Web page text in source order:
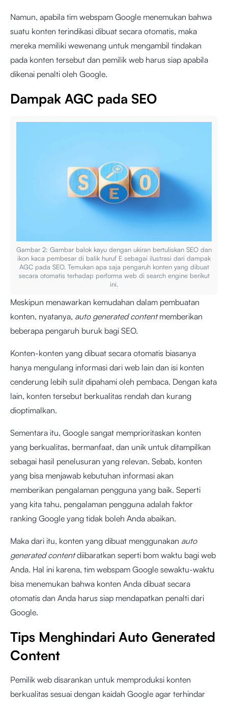
Namun, apabila tim webspam Google menemukan bahwa
suatu konten terindikasi dibuat secara otomatis, maka
mereka memiliki wewenang untuk mengambil tindakan
pada konten tersebut dan pemilik web harus siap apabila
dikenai penalti oleh Google.
Dampak AGC pada SEO
Gambar 2: Gambar balok kayu dengan ukiran bertuliskan SEO dan
ikon kaca pembesar di balik huruf E sebagai ilustrasi dari dampak
AGC pada SEO. Temukan apa saja pengaruh konten yang dibuat
secara otomatis terhadap performa web di search engine berikut
ini.
Meskipun menawarkan kemudahan dalam pembuatan
konten, nyatanya, auto generated contentmemberikan
beberapa pengaruh buruk bagi SEO.
Konten-konten yang dibuat secara otomatis biasanya
hanya mengulang informasi dari web lain dan isi konten
cenderung lebih sulit dipahami oleh pembaca. Dengan kata
lain, konten tersebut berkualitas rendah dan kurang
dioptimalkan.
Sementara itu, Google sangat memprioritaskan konten
yang berkualitas, bermanfaat, dan unik untuk ditampilkan
sebagai hasil penelusuran yang relevan. Sebab, konten
yang bisa menjawab kebutuhan informasi akan
memberikan pengalaman pengguna yang baik. Seperti
yang kita tahu, pengalaman pengguna adalah faktor
ranking Google yang tidak boleh Anda abaikan.
Maka dari itu, konten yang dibuat menggunakan auto
generated contentdiibaratkan seperti bom waktu bagi web
Anda. Hal ini karena, tim webspam Google sewaktu-waktu
bisa menemukan bahwa konten Anda dibuat secara
otomatis dan Anda harus siap mendapatkan penalti dari
Google.
Tips Menghindari Auto Generated
Content
Pemilik web disarankan untuk memproduksi konten
berkualitas sesuai dengan kaidah Google agar terhindar